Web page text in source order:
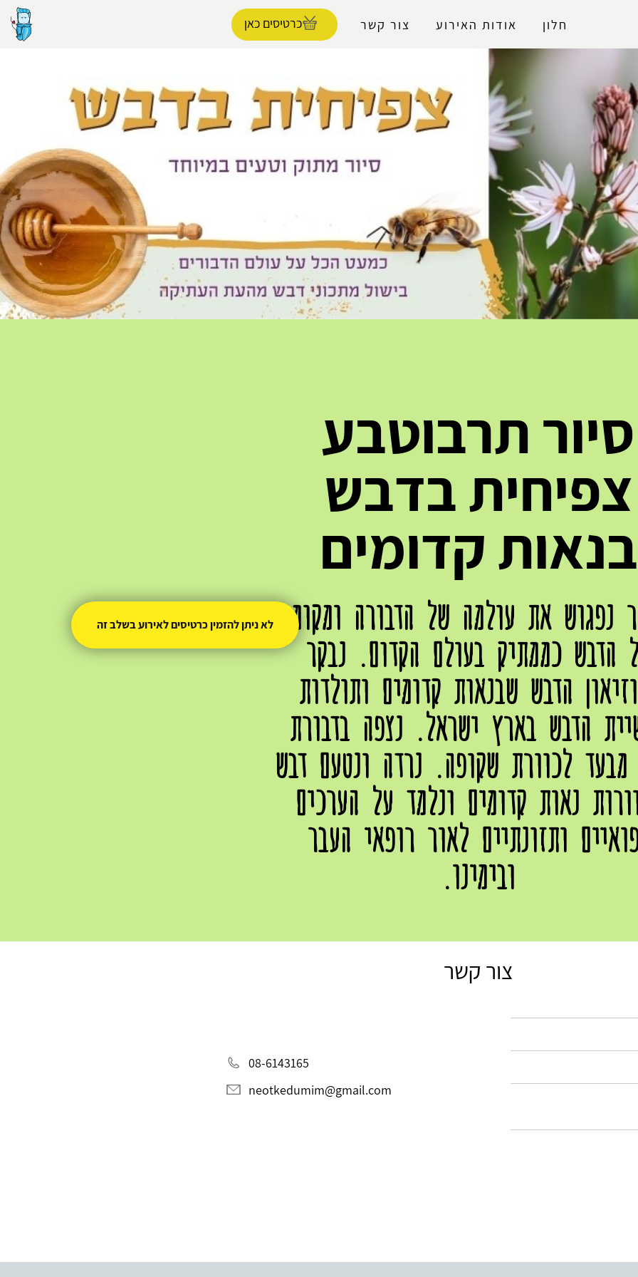
חלון אודות האירוע צור קשר כרטיסים כאן
הפרופיל שלי
סיור תרבוטבע
צפיחית בדבש
בנאות קדומים
נפגוש את עולמה של הדבורה ומקומו
הדבש כממתיק בעולם הקדום. נבקר
הדבש שבנאות קדומים ותולדות
הדבש בארץ ישראל. נצפה בדבורת
לכוורת שקופה. נרדה ונטעם דבש
נאות קדומים ונלמד על הערכים
ותזונתיים לאור רופאי העבר
ובימינו.
צור קשר
08-6143165
neotkedumim@gmail.com
לא ניתן להזמין כרטיסים לאירוע בשלב זה